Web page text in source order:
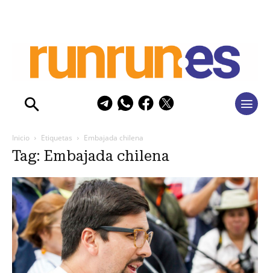
Inicio Etiquetas Embajada chilena
Tag: Embajada chilena